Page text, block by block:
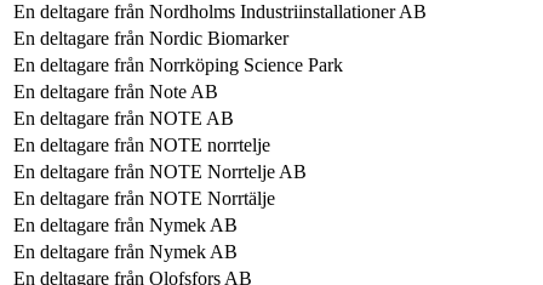
En deltagare från Nordholms Industriinstallationer AB
En deltagare från Nordic Biomarker
En deltagare från Norrköping Science Park
En deltagare från Note AB
En deltagare från NOTE AB
En deltagare från NOTE norrtelje
En deltagare från NOTE Norrtelje AB
En deltagare från NOTE Norrtälje
En deltagare från Nymek AB
En deltagare från Nymek AB
En deltagare från Olofsfors AB